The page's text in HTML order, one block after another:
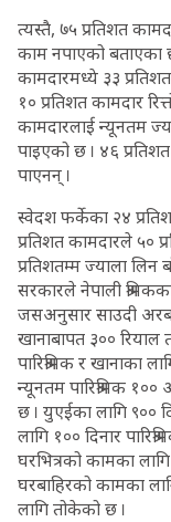
त्यस्तै, ७५ प्रतिशत
काम नपाएको
कामदारमध्ये ३३
१० प्रतिशत कामदार
कामदारलाई न्यूनतम
पाइएको छ । ४६
पाएनन् ।
स्वेदश फर्केका २४
प्रतिशत कामदारले ५०
प्रतिशतम्म ज्याला
सरकारले नेपाली
जसअनुसार साउदी
खानाबापत ३००
पारिश्रमिक र खानाका
न्यूनतम पारिश्रमिक
छ । युएईका लागि ९००
लागि १०० दिनार
घरभित्रको कामका लागि
घरबाहिरको कामका
लागि तोकेको छ ।